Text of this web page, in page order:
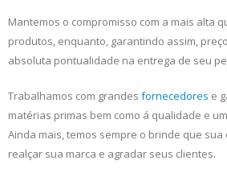
Mantemos o compromisso com a mais alta
produtos, enquanto, garantindo assim,
absoluta pontualidade na entrega de seu
Trabalhamos com grandes fornecedores e
matérias primas bem como á qualidade e
Ainda mais, temos sempre o brinde que
realçar sua marca e agradar seus clientes.